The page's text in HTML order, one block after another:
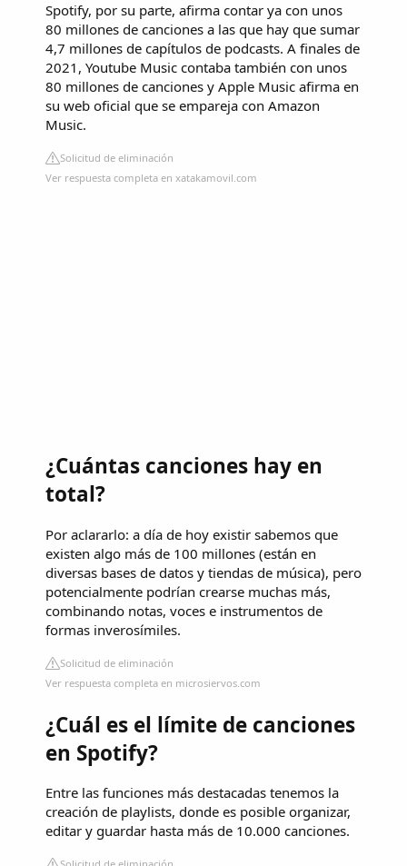
Spotify, por su parte, afirma contar ya con unos
80 millones de canciones a las que hay que sumar
4,7 millones de capítulos de podcasts. A finales de
2021, Youtube Music contaba también con unos
80 millones de canciones y Apple Music afirma en
su web oficial que se empareja con Amazon
Music.
Solicitud de eliminación
Ver respuesta completa en xatakamovil.com
¿Cuántas canciones hay en
total?
Por aclararlo: a día de hoy existir sabemos que
existen algo más de 100 millones (están en
diversas bases de datos y tiendas de música), pero
potencialmente podrían crearse muchas más,
combinando notas, voces e instrumentos de
formas inverosímiles.
Solicitud de eliminación
Ver respuesta completa en microsiervos.com
¿Cuál es el límite de canciones
en Spotify?
Entre las funciones más destacadas tenemos la
creación de playlists, donde es posible organizar,
editar y guardar hasta más de 10.000 canciones.